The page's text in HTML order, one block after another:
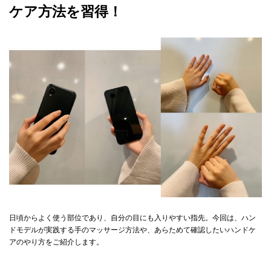
ケア方法を習得！
日頃からよく使う部位であり、自分の目にも入りやすい指先。今回は、ハン
ドモデルが実践する手のマッサージ方法や、あらためて確認したいハンドケ
アのやり方をご紹介します。